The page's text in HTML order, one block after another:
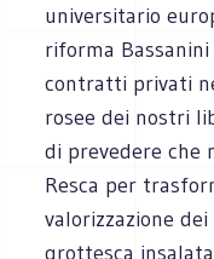
universitario
riforma
contratti privati
rosee dei nostri
di prevedere che
Resca per
valorizzazione
grottesca